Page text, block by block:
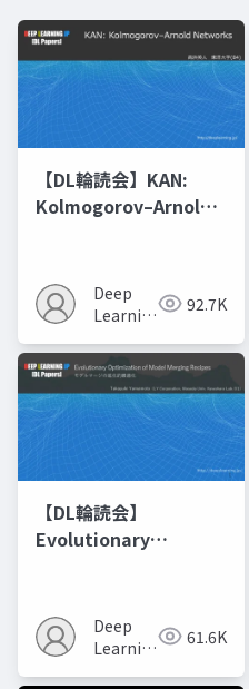
【DL輪読会】KAN:
Kolmogorov–Arnold
Deep
Learning
92.7K
【DL輪読会】
Evolutionary
Recipes モデルマージ
の進化的最適化
Deep
Learning
61.6K